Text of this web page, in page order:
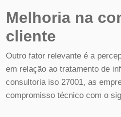
Melhoria na
cliente
Outro fator relevante é a
em relação ao tratamento de
consultoria iso 27001, as
compromisso técnico com o